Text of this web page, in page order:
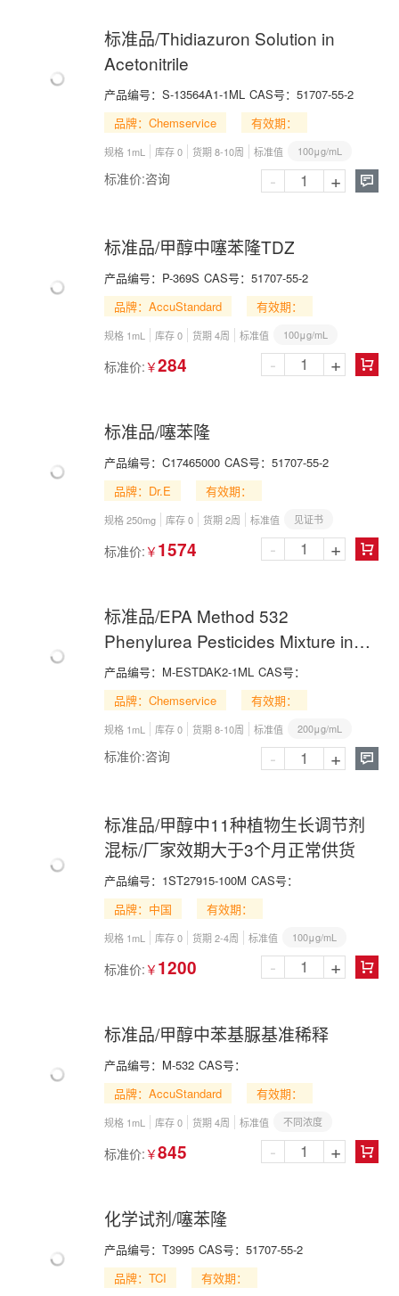
标准品/Thidiazuron Solution in
Acetonitrile
产品编号： S-13564A1-1ML CAS号： 51707-55-2
品牌：Chemservice
有效期：
规格 1mL 库存 0 货期 8-10周 标准值 100μg/mL
标准价:咨询 
- +
标准品/甲醇中噻苯隆TDZ
产品编号： P-369S CAS号： 51707-55-2
品牌：AccuStandard
有效期：
规格 1mL 库存 0 货期 4周 标准值 100μg/mL
标准价: ￥284 
- +
标准品/噻苯隆
产品编号： C17465000 CAS号： 51707-55-2
品牌：Dr.E
有效期：
规格 250mg 库存 0 货期 2周 标准值 见证书
标准价: ￥ 1574 
- +
标准品/EPA Method 532
Phenylurea Pesticides Mixture in
Methanol/Acetone(50:50)
产品编号： M-ESTDAK2-1ML CAS号：
品牌：Chemservice
有效期：
规格 1mL 库存 0 货期 8-10周 标准值 200μg/mL
标准价:咨询 
- +
标准品/甲醇中11种植物生长调节剂
混标/厂家效期大于3个月正常供货
产品编号： 1ST27915-100M CAS号：
品牌：中国
有效期：
规格 1mL 库存 0 货期 2-4周 标准值 100μg/mL
标准价: ￥ 1200 
- +
标准品/甲醇中苯基脲基准稀释
产品编号： M-532 CAS号：
品牌：AccuStandard
有效期：
规格 1mL 库存 0 货期 4周 标准值 不同浓度
标准价: ￥845 
- +
化学试剂/噻苯隆
产品编号： T3995 CAS号： 51707-55-2
品牌：TCI
有效期：